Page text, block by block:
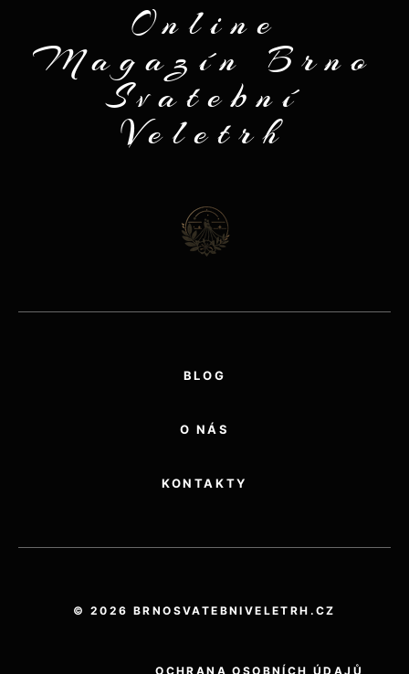
Online
Magazín Brno
Svatební
Veletrh
BLOG
O NÁS
KONTAKTY
© 2026 BRNOSVATEBNIVELETRH.CZ
OCHRANA OSOBNÍCH ÚDAJŮ